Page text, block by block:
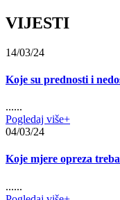
VIJESTI
14/03/24
Koje su prednosti i
......
Pogledaj više+
04/03/24
Koje mjere opreza
......